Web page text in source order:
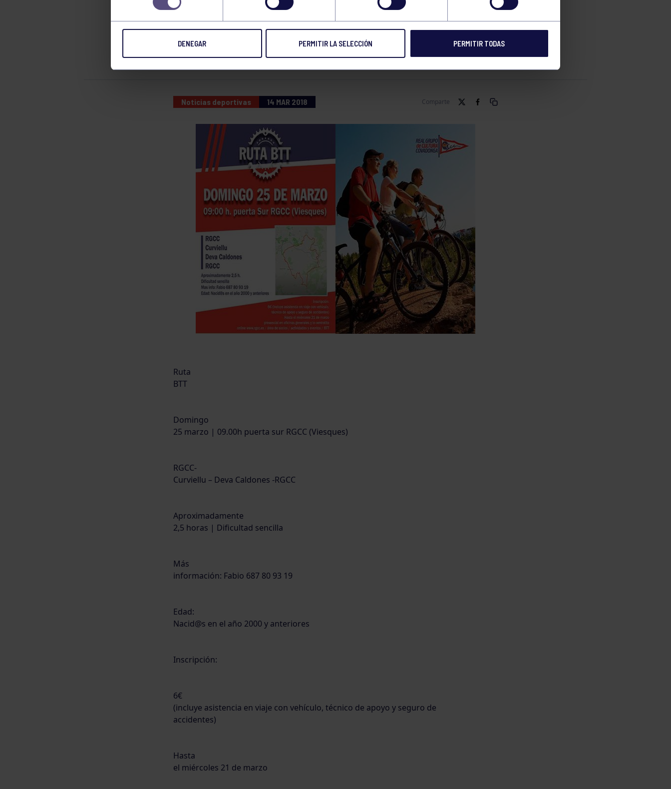
DENEGAR PERMITIR LA SELECCIÓN PERMITIR TODAS
EL DOMINGO 25 DE MARZO SE HA ORGANIZADO UNA NUEVA RUTA
BTT CON EL RECORRIDO: GRUPO, CURVIELLU, DEVA CALDONES Y
VUELTA AL GRUPO.
Noticias deportivas 14 MAR 2018 Comparte
Ruta
BTT
Domingo
25 marzo | 09.00h puerta sur RGCC (Viesques)
RGCC-
Curviellu – Deva Caldones -RGCC
Aproximadamente
2,5 horas | Dificultad sencilla
Más
información: Fabio 687 80 93 19
Edad:
Nacid@s en el año 2000 y anteriores
Inscripción:
6€
(incluye asistencia en viaje con vehículo, técnico de apoyo y seguro de
accidentes)
Hasta
el miércoles 21 de marzo